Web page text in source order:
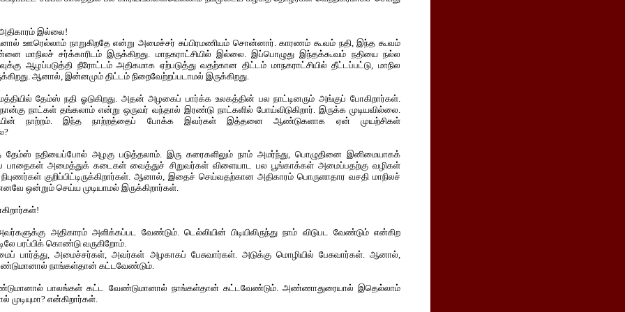
இல்லை!
ஊரெல்லாம் நாறுகிறதே என்று அமைச்சர் சுப்பிரமணியம் சொன்னார். காரணம் கூவம் நதி, இந்த கூவம்
மாநிலச் சர்க்காரிடம் இருக்கிறது. மாநகராட்சியில் இல்லை. இப்பொழுது இந்தக்கூவம் நதியை நல்ல
ஆழப்படுத்தி நீரோட்டம் அதிகமாக ஏற்படுத்து வதற்கான திட்டம் மாநகராட்சியில் தீட்டப்பட்டு, மாநில
ஆனால், இன்னமும் திட்டம் நிறைவேற்றப்படாமல் இருக்கிறது.
தேம்ஸ் நதி ஓடுகிறது. அதன் அழகைப் பார்க்க உலகத்தின் பல நாட்டினரும் அங்குப் போகிறார்கள்.
நாட்கள் தங்கலாம் என்று ஒருவர் வந்தால் இரண்டு நாட்களில் போய்விடுகிறார். இருக்க முடியவில்லை.
நாற்றம். இந்த நாற்றத்தைப் போக்க இவர்கள் இத்தனை ஆண்டுகளாக ஏன் முயற்சிகள்
நதியைப்போல் அழகு படுத்தலாம். இரு கரைகளிலும் நாம் அமர்ந்து, பொழுதினை இனிமையாகக்
பாதைகள் அமைத்துக் கடைகள் வைத்துச் சிறுவர்கள் விளையாட பல பூங்காக்கள் அமைப்பதற்கு வழிகள்
குறிப்பிட்டிருக்கிறார்கள். ஆனால், இதைச் செய்வதற்கான அதிகாரம் பொருளாதார வசதி மாநிலச்
ஒன்றும் செய்ய முடியாமல் இருக்கிறார்கள்.
அதிகாரம் அளிக்கப்பட வேண்டும். டெல்லியின் பிடியிலிருந்து நாம் விடுபட வேண்டும் என்கிற
பரப்பிக் கொண்டு வருகிறோம்.
பார்த்து, அமைச்சர்கள், அவர்கள் அழகாகப் பேசுவார்கள். அடுக்கு மொழியில் பேசுவார்கள். ஆனால்,
நாங்கள்தான் கட்டவேண்டும்.
பாலங்கள் கட்ட வேண்டுமானால் நாங்கள்தான் கட்டவேண்டும். அண்ணாதுரையால் இதெல்லாம்
முடியுமா? என்கிறார்கள்.